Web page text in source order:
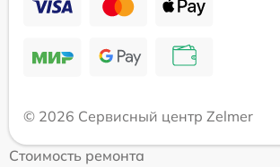
© 2026 Сервисный центр Zelmer
Стоимость ремонта